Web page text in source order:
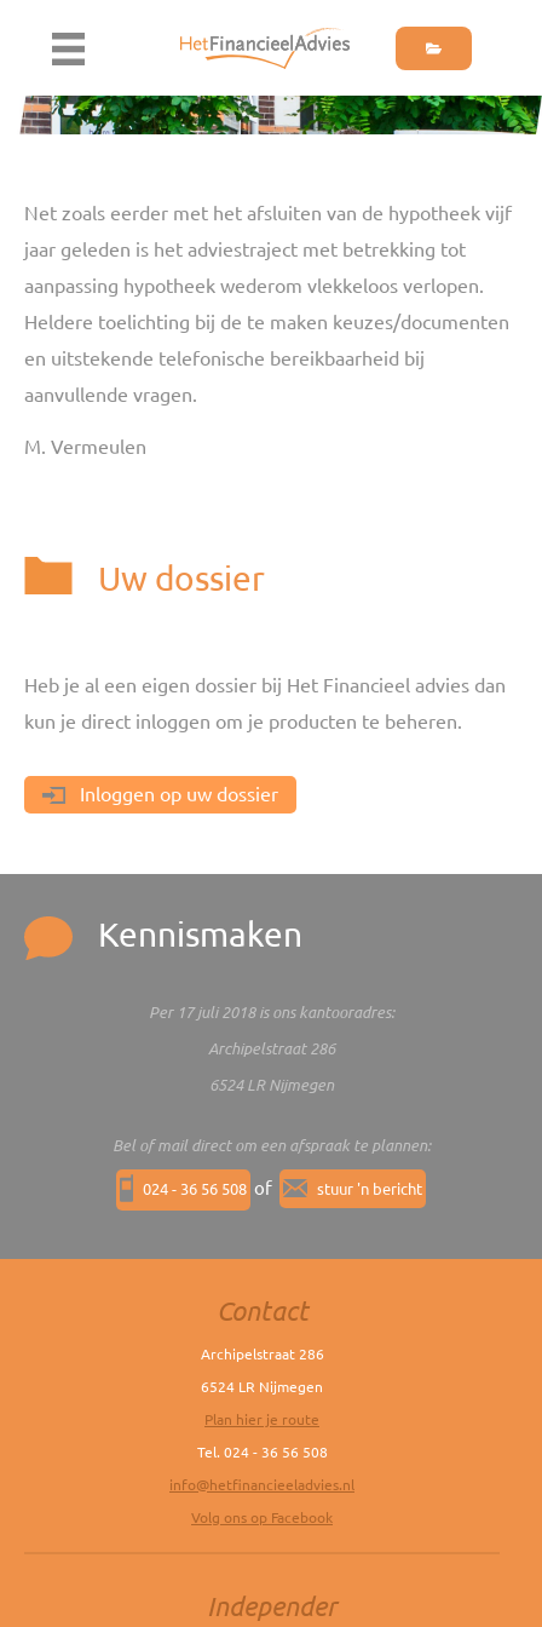
Net zoals eerder met het afsluiten van de hypotheek vijf
jaar geleden is het adviestraject met betrekking tot
aanpassing hypotheek wederom vlekkeloos verlopen.
Heldere toelichting bij de te maken keuzes/documenten
en uitstekende telefonische bereikbaarheid bij
aanvullende vragen.
M. Vermeulen
Uw dossier
Heb je al een eigen dossier bij Het Financieel advies dan
kun je direct inloggen om je producten te beheren.
Inloggen op uw dossier
Kennismaken
Per 17 juli 2018 is ons kantooradres:
Archipelstraat 286
6524 LR Nijmegen
Bel of mail direct om een afspraak te plannen:
024 - 36 56 508 of stuur 'n bericht
Contact
Archipelstraat 286
6524 LR Nijmegen
Plan hier je route
Tel. 024 - 36 56 508
info@hetfinancieeladvies.nl
Volg ons op Facebook
Independer